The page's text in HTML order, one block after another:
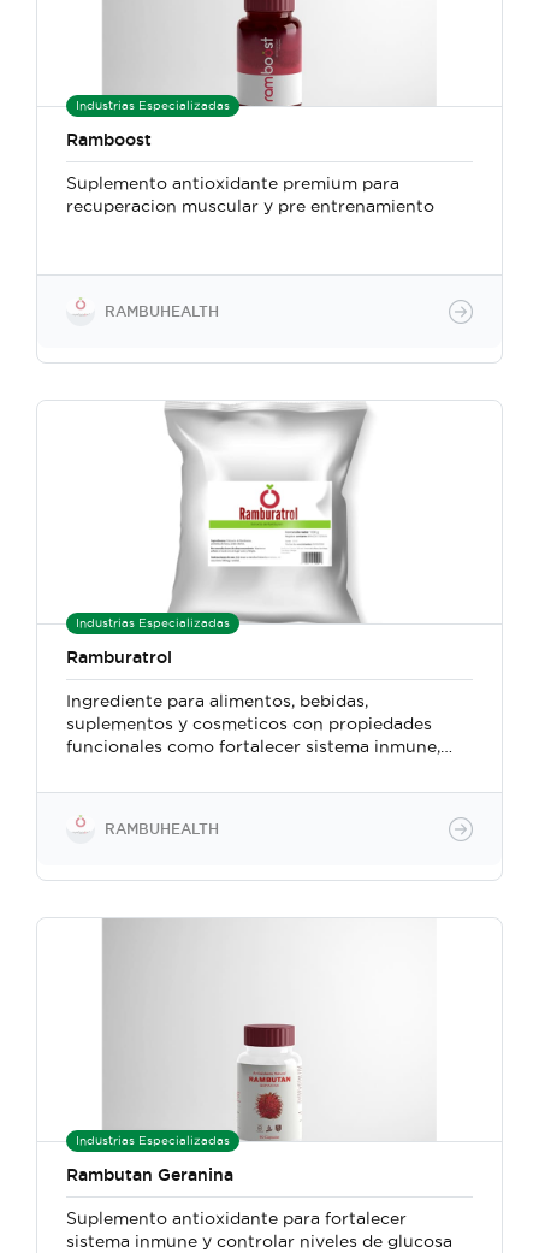
Industrias Especializadas
Ramboost
Suplemento antioxidante premium para
recuperacion muscular y pre entrenamiento
RAMBUHEALTH
Industrias Especializadas
Ramburatrol
Ingrediente para alimentos, bebidas,
suplementos y cosmeticos con propiedades
funcionales como fortalecer sistema inmune,
cerebral
RAMBUHEALTH
Industrias Especializadas
Rambutan Geranina
Suplemento antioxidante para fortalecer
sistema inmune y controlar niveles de glucosa